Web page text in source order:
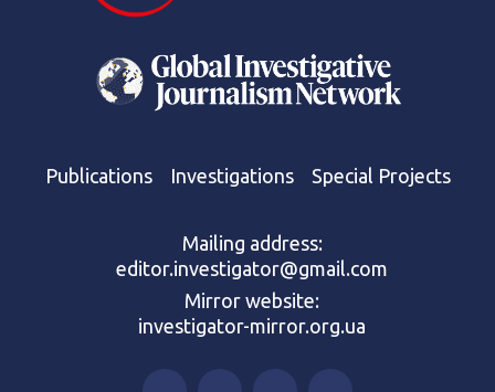
Publications Investigations Special Projects
Mailing address:
editor.investigator@gmail.com
Mirror website:
investigator-mirror.org.ua